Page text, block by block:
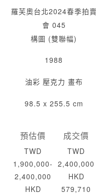
羅芙奧台北2024春季拍
會 045
構圖 (雙聯幅)
1988
油彩 壓克力 畫布
98.5 x 255.5 cm
預估價
TWD
1,900,000-
2,400,000
HKD
成交價
TWD
2,400,000
HKD
579,710